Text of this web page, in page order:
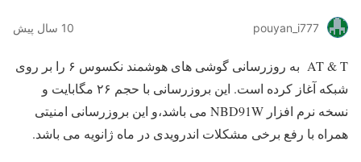
pouyan_i777 10 سال پیش
AT & T
به روزرسانی گوشی های هوشمند نکسوس ۶ را بر روی
شبکه آغاز کرده است. این بروزرسانی با حجم
۲۶ مگابایت و
نسخه نرم افزار NBD91W می باشد
،و این بروزرسانی امنیتی
همراه با رفع برخی مشکلات اندرویدی در ماه ژانویه می باشد.